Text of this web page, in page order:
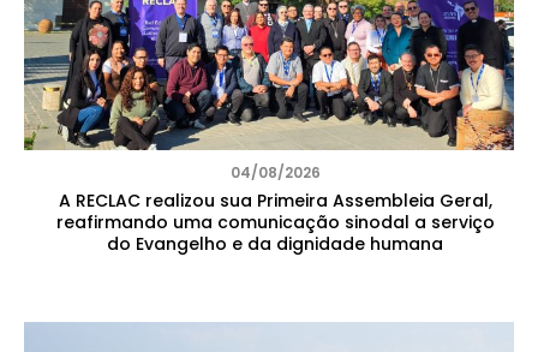
04/08/2026
A RECLAC realizou sua Primeira Assembleia Geral,
reafirmando uma comunicação sinodal a serviço
do Evangelho e da dignidade humana